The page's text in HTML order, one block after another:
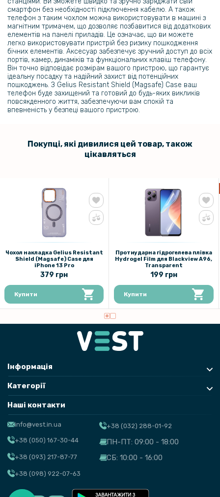
смартфон без необхідності підключення кабелю. А також
телефон з таким чохлом можна використовувати в машині з
магнітним тримачем, що дозволяє позбавитися від додаткових
елементів на панелі приладів. Це означає, що ви можете
легко використовувати пристрій без ризику пошкодження
бічних елементів. Аксесуар забезпечує зручний доступ до всіх
портів, камер, динаміків та функціональних клавіш телефону.
Він точно відповідає розмірам вашого пристрою, що гарантує
ідеальну посадку та надійний захист від потенційних
пошкоджень. З Gelius Resistant Shield (Magsafe) Case ваш
телефон буде захищений та готовий до будь-яких викликів
повсякденного життя, забезпечуючи вам спокій та
впевненість у безпеці вашого пристрою.
Покупці, які дивилися цей товар, також
цікавляться
Чохол накладка Gelius Resistant
Shield (Magsafe) Case для
iPhone 13 Pro
379 грн
Купити
Протиударна гідрогелева плівка
Hydrogel Film для Blackview A96​,
Transparent
199 грн
Купити
Інформація
Категорії
Наші контакти
info@vest.in.ua
+38 (050) 167-30-44
+38 (093) 217-87-77
+38 (098) 922-07-63
+38 (032) 288-01-92
ПН-ПТ: 09:00 - 18:00
СБ: 10:00 - 16:00